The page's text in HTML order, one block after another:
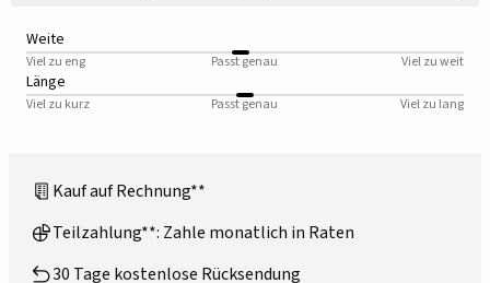
Weite
Viel zu eng Passt genau Viel zu weit
Länge
Viel zu kurz Passt genau Viel zu lang
Kauf auf Rechnung**
Teilzahlung**: Zahle monatlich in Raten
30 Tage kostenlose Rücksendung